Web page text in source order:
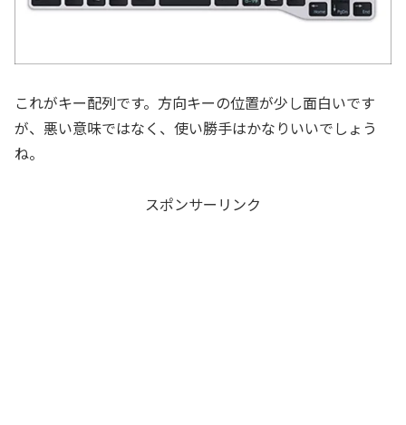
これがキー配列です。方向キーの位置が少し面白いです
が、悪い意味ではなく、使い勝手はかなりいいでしょう
ね。
スポンサーリンク